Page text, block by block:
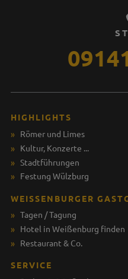
HIGHLIGHTS
Römer und Limes
Kultur, Konzerte ...
Stadtführungen
Festung Wülzburg
WEISSENBURGER
Tagen / Tagung
Hotel in Weißenburg finden
Restaurant & Co.
SERVICE